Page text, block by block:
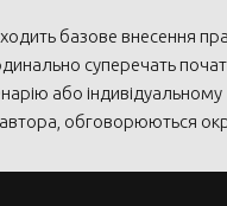
базове внесення
суперечать
або індивідуальному
обговорюються